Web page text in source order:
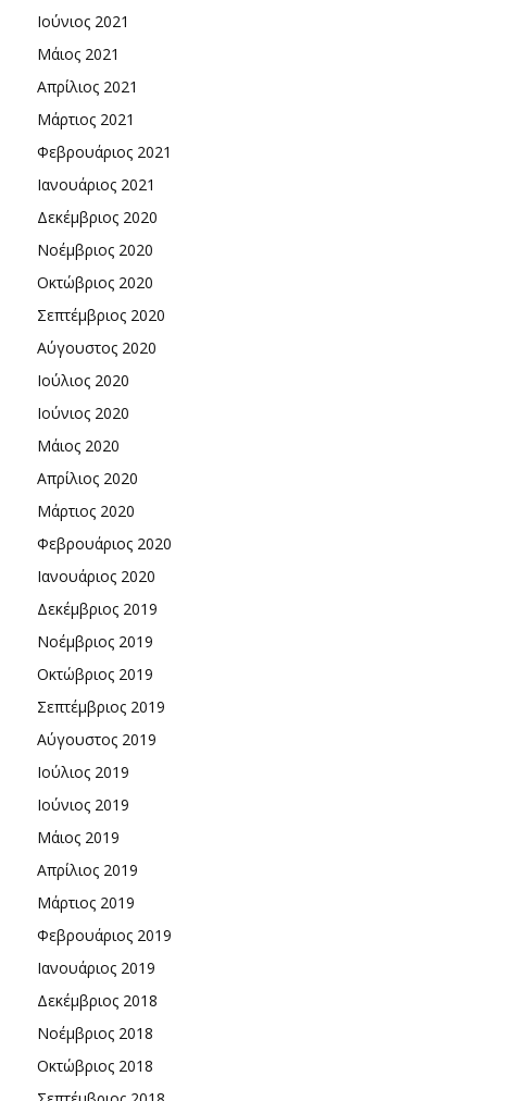
Ιούνιος 2021
Μάιος 2021
Απρίλιος 2021
Μάρτιος 2021
Φεβρουάριος 2021
Ιανουάριος 2021
Δεκέμβριος 2020
Νοέμβριος 2020
Οκτώβριος 2020
Σεπτέμβριος 2020
Αύγουστος 2020
Ιούλιος 2020
Ιούνιος 2020
Μάιος 2020
Απρίλιος 2020
Μάρτιος 2020
Φεβρουάριος 2020
Ιανουάριος 2020
Δεκέμβριος 2019
Νοέμβριος 2019
Οκτώβριος 2019
Σεπτέμβριος 2019
Αύγουστος 2019
Ιούλιος 2019
Ιούνιος 2019
Μάιος 2019
Απρίλιος 2019
Μάρτιος 2019
Φεβρουάριος 2019
Ιανουάριος 2019
Δεκέμβριος 2018
Νοέμβριος 2018
Οκτώβριος 2018